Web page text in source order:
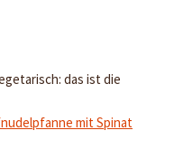
das ist die
mit Spinat